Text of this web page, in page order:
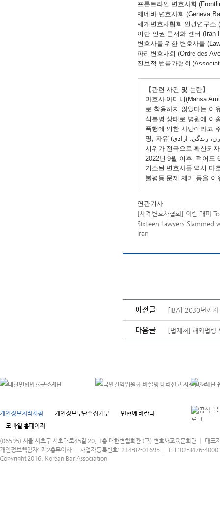
프론트라인 변호사회
제네바 변호사회 (Geneva
세계변호사협회 인권연구소
이란 인권 문서화 센터 (Iran
변호사를 위한 변호사들
파리변호사회 (Ordre des
진보적 법률가협회
【 관련 사건 및 논란】
마흐사 아미니(Mahsa
로 착용하지 않았다는 이
식불명 상태로 병원에 이
폭행에 의한 사망이라고
시위가 전국으로 확산되
2022년 9월 이후, 적어도
기소된 변호사들 역시 마
불평등 문제 제기 등을
연관기사
[세계변호사협회] 이란 래퍼
Sixteen Lawyers
Iran
이전글 [IBA] 2030년까지
다음글 [법제처] 해외법령
개인정보처리지침 개인정보무단수집거부
변협에 바란다
모바일 홈페이지
(06595) 서울 서초구 서초대로45길 20, 3층 대한변협회관 (구) 변호사교육문화관 │ 대표
개인정보책임자: 제2총무이사 │ 사업자등록번호: 214-82-01695 │ TEL:02-3476-
Copyright 2016, Korean Bar Association